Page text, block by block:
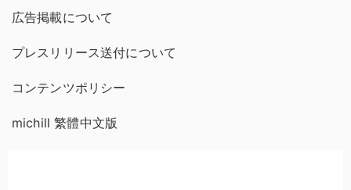
広告掲載について
プレスリリース送付について
コンテンツポリシー
michill 繁體中文版